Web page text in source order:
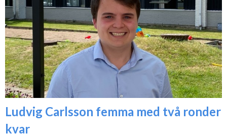
Ludvig Carlsson femma med två ronder
kvar